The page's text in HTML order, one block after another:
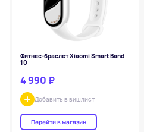
Фитнес-браслет Xiaomi Smart Band
10
4 990 ₽
Добавить в вишлист
Перейти в магазин